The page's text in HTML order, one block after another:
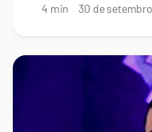
4 min 30 de